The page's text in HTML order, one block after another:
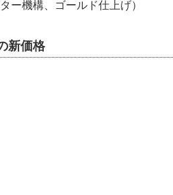
ー機構、ゴールド仕上げ）
新価格